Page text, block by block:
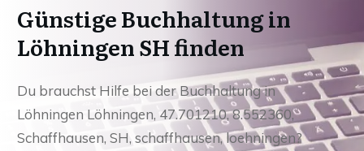
Günstige Buchhaltung in
Löhningen SH finden
Du brauchst Hilfe bei der Buchhaltung in
Löhningen Löhningen, 47.701210, 8.552360,
Schaffhausen, SH, schaffhausen, loehningen?